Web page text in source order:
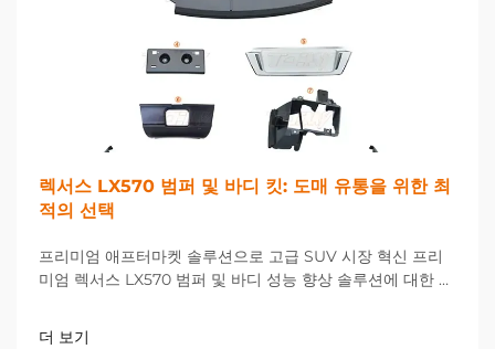
렉서스 LX570 범퍼 및 바디 킷: 도매 유통을 위한 최
적의 선택
프리미엄 애프터마켓 솔루션으로 고급 SUV 시장 혁신 프리
미엄 렉서스 LX570 범퍼 및 바디 성능 향상 솔루션에 대한 수
가...
더 보기